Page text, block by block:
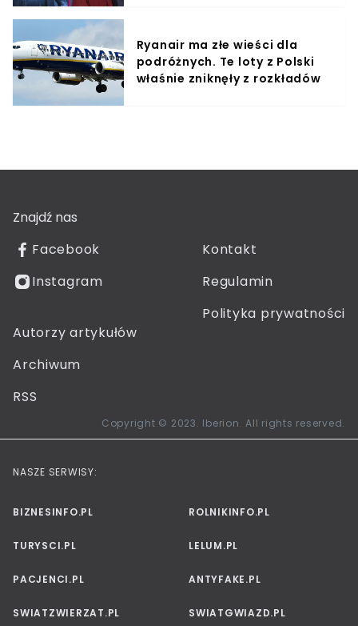
Ryanair ma złe wieści dla
podróżnych. Te loty z Polski
właśnie zniknęły z rozkładów
Znajdź nas
Facebook
Instagram
Kontakt
Regulamin
Polityka prywatności
Autorzy artykułów
Archiwum
RSS
Copyright © 2023. Iberion. All rights reserved.
NASZE SERWISY:
BIZNESINFO.PL ROLNIKINFO.PL
TURYSCI.PL LELUM.PL
PACJENCI.PL ANTYFAKE.PL
SWIATZWIERZAT.PL SWIATGWIAZD.PL